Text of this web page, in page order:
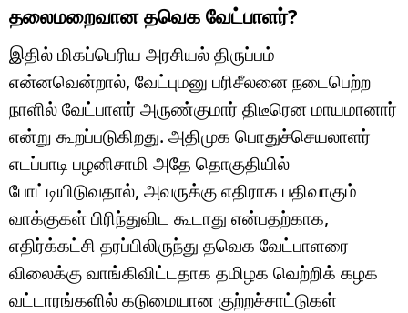
தலைமறைவான தவெக வேட்பாளர்?
இதில் மிகப்பெரிய அரசியல் திருப்பம்
என்னவென்றால், வேட்புமனு பரிசீலனை நடைபெற்ற
நாளில் வேட்பாளர் அருண்குமார் திடீரென மாயமானார்
என்று கூறப்படுகிறது. அதிமுக பொதுச்செயலாளர்
எடப்பாடி பழனிசாமி அதே தொகுதியில்
போட்டியிடுவதால், அவருக்கு எதிராக பதிவாகும்
வாக்குகள் பிரிந்துவிட கூடாது என்பதற்காக,
எதிர்க்கட்சி தரப்பிலிருந்து தவெக வேட்பாளரை
விலைக்கு வாங்கிவிட்டதாக தமிழக வெற்றிக் கழக
வட்டாரங்களில் கடுமையான குற்றச்சாட்டுகள்